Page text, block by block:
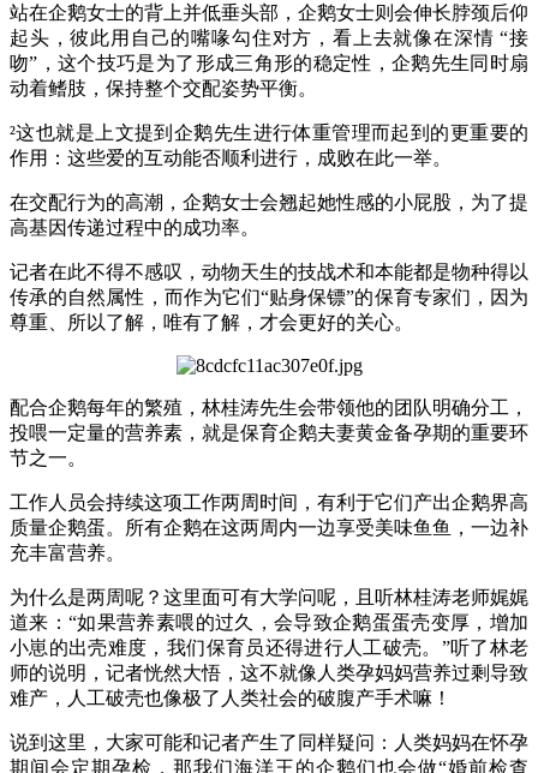
站在企鹅女士的背 上并低垂头部，企鹅女士则会伸长脖颈后仰
起头 ，彼此用 自己的嘴喙勾住对方， 看上去就像在深情 “接
吻” ，这个技巧是为了形成三角形的稳定性， 企鹅先生同时扇
动着鳍肢， 保持整个交配姿势平衡。
²这也就是上文提到企鹅先生进行体重管理而起到的更重要的
作用： 这些爱的互动能否顺利进行，成败在此一举。
在交配行为的高潮， 企鹅女士会翘起她性感的小屁股，为了提
高基因传递过程中的成功率。
记者在此不得不感叹， 动物天生的技战术和本能都是物种得以
传承的自然属性， 而作为它们“贴身保镖”的保育专家们， 因为
尊重 、所以了解 ， 唯有了解，才会更好的关心。
配合企鹅每年的繁殖，林桂涛先生会带领他的团队明确分工 ，
投喂一定量的营养素 ，就是保育企鹅夫妻黄金备孕期的重要环
节之一。
工作人员会持续这项工作两周时间，有利于它们产出企鹅界高
质量企鹅蛋。所有企鹅在这两周内一边享受美味鱼鱼 ，一边补
充丰富营养。
为什么是两周呢？ 这里面可有大学问呢 ，且听林桂涛老师娓娓
道来 ：“如果营养素喂的过久， 会导致企鹅蛋蛋壳变厚 ，增加
小崽的出壳难度 ，我们保育员还得进行人工破壳。”听了林老
师的说明 ，记者恍然大悟 ， 这不就像人类孕妈妈营养过剩导致
难产 ，人工破壳也像极了人类社会的破腹产手术嘛 ！
说到 这里， 大家可能和记者产生了同样疑问 ： 人类妈妈在怀孕
期间会定期孕检， 那我们海洋王的企鹅们也会做“婚前检查